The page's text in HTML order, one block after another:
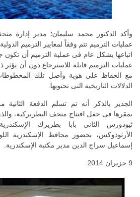
وأكد الدكتور محمد سليمان؛ مدير إدارة
عمليات الترميم تتم وفقاً لمعايير الترميم
اتباعها بشكل عام فى عملية الترميم أن تكون
عمليات الترميم قابلة للاسترجاع دون أن
مع الحفاظ على هوية وأصل تلك المخطوطات
الدلالات التاريخية التى تحتويها.
الجدير بالذكر أنه تم تسلم الدفعة الثانية
بمقرها فى حفل افتتاح متحف البطريركية، والذى
ثيودورس الثانى بابا بطريرك الإسكندرية
الأرثوذوكس، بحضور محافظ الإسكندرية
إسماعيل سراج الدين مدير مكتبة الإسكندرية.